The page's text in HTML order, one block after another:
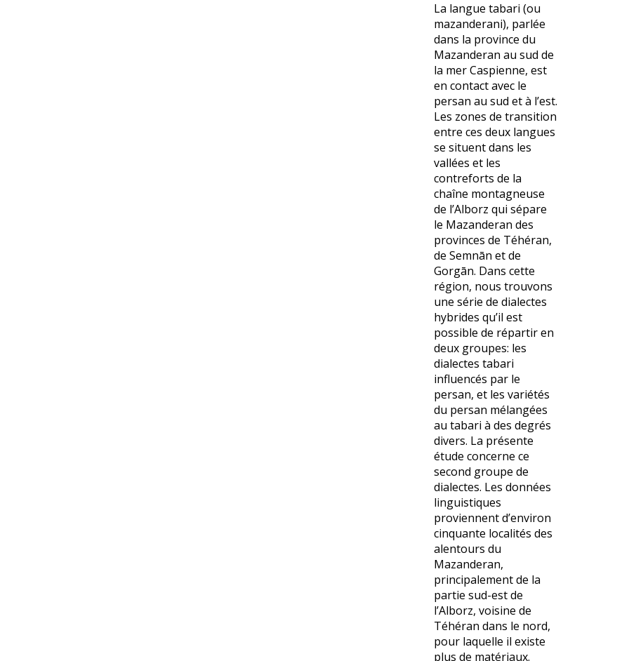
La langue tabari (ou
mazanderani), parlée
dans la province du
Mazanderan au sud de
la mer Caspienne, est
en contact avec le
persan au sud et à l’est.
Les zones de transition
entre ces deux langues
se situent dans les
vallées et les
contreforts de la
chaîne montagneuse
de l’Alborz qui sépare
le Mazanderan des
provinces de Téhéran,
de Semnān et de
Gorgān. Dans cette
région, nous trouvons
une série de dialectes
hybrides qu’il est
possible de répartir en
deux groupes: les
dialectes tabari
influencés par le
persan, et les variétés
du persan mélangées
au tabari à des degrés
divers. La présente
étude concerne ce
second groupe de
dialectes. Les données
linguistiques
proviennent d’environ
cinquante localités des
alentours du
Mazanderan,
principalement de la
partie sud-est de
l’Alborz, voisine de
Téhéran dans le nord,
pour laquelle il existe
plus de matériaux.